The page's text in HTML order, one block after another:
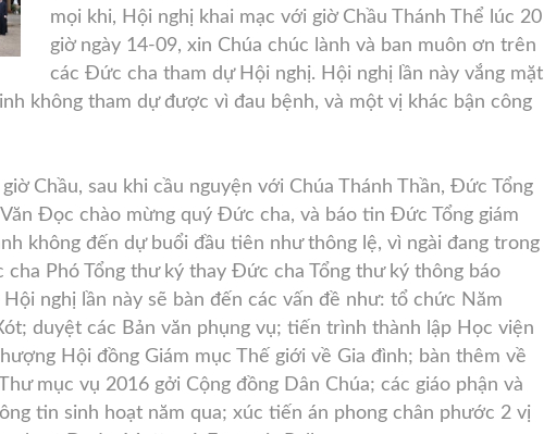
mọi khi, Hội nghị khai mạc với giờ Chầu Thánh Thể lúc 20
giờ ngày 14-09, xin Chúa chúc lành và ban muôn ơn trên
các Đức cha tham dự Hội nghị. Hội nghị lần này vắng mặt
không tham dự được vì đau bệnh, và một vị khác bận công
Chầu, sau khi cầu nguyện với Chúa Thánh Thần, Đức Tổng
Đọc chào mừng quý Đức cha, và báo tin Đức Tổng giám
không đến dự buổi đầu tiên như thông lệ, vì ngài đang trong
Phó Tổng thư ký thay Đức cha Tổng thư ký thông báo
nghị lần này sẽ bàn đến các vấn đề như: tổ chức Năm
duyệt các Bản văn phụng vụ; tiến trình thành lập Học viện
Hội đồng Giám mục Thế giới về Gia đình; bàn thêm về
mục vụ 2016 gởi Cộng đồng Dân Chúa; các giáo phận và
tin sinh hoạt năm qua; xúc tiến án phong chân phước 2 vị